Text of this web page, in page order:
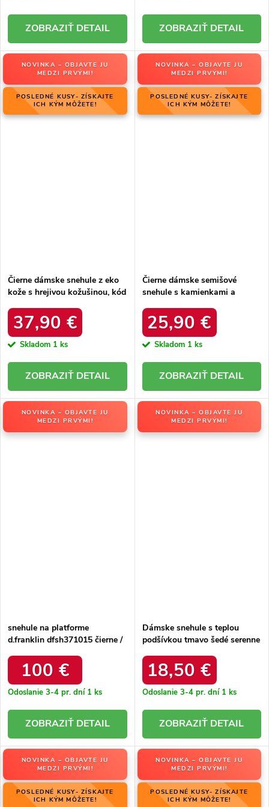
DETAIL DETAIL
NOVINKA – OBJAVTE JU
MEDZI PRVÝMI!
POSLEDNÉ KUSY- ZÍSKAJTE
ICH KÝM MÔŽETE!
Čierne dámske snehule z eko
kože s hrejivou kožušinou, kód
BLACK
37,90 €
Skladom 1 ks
DETAIL
NOVINKA – OBJAVTE JU
MEDZI PRVÝMI!
POSLEDNÉ KUSY- ZÍSKAJTE
ICH KÝM MÔŽETE!
Čierne dámske semišové
snehule s kamienkami a
W8009 BLACK
25,90 €
Skladom 1 ks
DETAIL
NOVINKA – OBJAVTE JU
MEDZI PRVÝMI!
snehule na platforme
d.franklin dfsh371015 čierne /
100 €
Odoslanie 3-4 pr. dní 1 ks
DETAIL
NOVINKA – OBJAVTE JU
MEDZI PRVÝMI!
Dámske snehule s teplou
podšívkou tmavo šedé serenne
18,50 €
Odoslanie 3-4 pr. dní 1 ks
DETAIL
NOVINKA – OBJAVTE JU
MEDZI PRVÝMI!
POSLEDNÉ KUSY- ZÍSKAJTE
ICH KÝM MÔŽETE!
NOVINKA – OBJAVTE JU
MEDZI PRVÝMI!
POSLEDNÉ KUSY- ZÍSKAJTE
ICH KÝM MÔŽETE!